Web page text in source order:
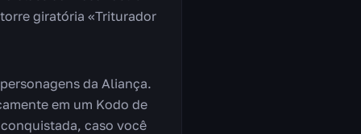
giratória «Triturador
da Aliança.
em um Kodo de
caso você